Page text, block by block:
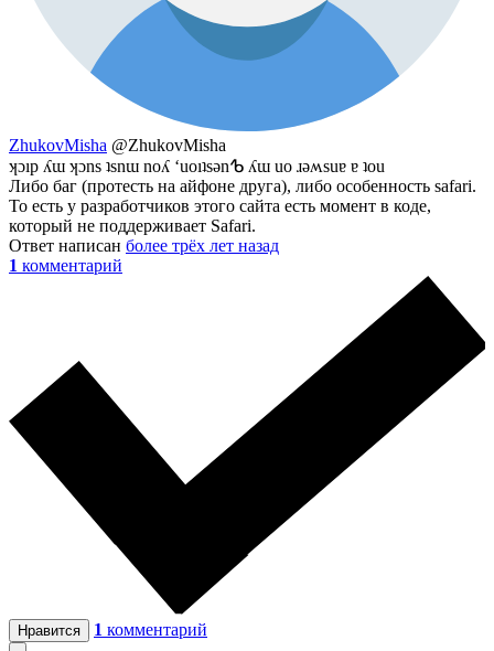
ZhukovMisha @ZhukovMisha
ʞɔıp ʎɯ ʞɔns ʇsnɯ noʎ ‘uoıʇsǝnᕹ ʎɯ uo ɹǝʍsuɐ ɐ ʇou
Либо баг (протесть на айфоне друга), либо особенность safari.
То есть у разработчиков этого сайта есть момент в коде,
который не поддерживает Safari.
Ответ написан более трёх лет назад
1 комментарий
Нравится 1 комментарий